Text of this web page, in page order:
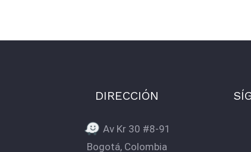
DIRECCIÓN
Av Kr 30 #8-91
Bogotá, Colombia